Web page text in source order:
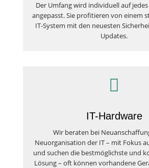
Der Umfang wird individuell auf
angepasst. Sie profitieren von einem
IT-System mit den neuesten
Updates.

IT-Hardware
Wir beraten bei
Neuorganisation der IT – mit Fokus
und suchen die bestmöglichste und
Lösung – oft können vorhandene